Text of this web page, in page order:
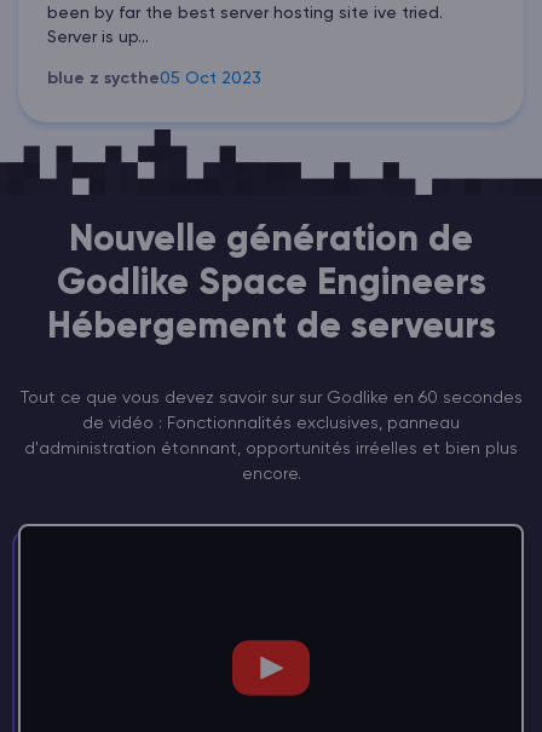
been by far the best server hosting site ive tried.
Server is up...
blue z sycthe05 Oct 2023
Nouvelle génération de
Godlike Space Engineers
Hébergement de serveurs
Tout ce que vous devez savoir sur sur Godlike en 60 secondes
de vidéo : Fonctionnalités exclusives, panneau
d'administration étonnant, opportunités irréelles et bien plus
encore.